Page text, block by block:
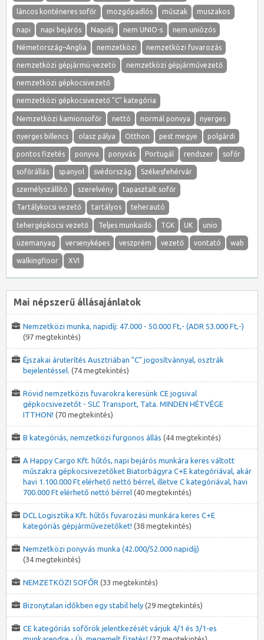
láncos konténeres sofőr mozgópadlós műszak muszakos
napi napi bejárós Napidíj nem UNIO-s nem uniózós
Németország–Anglia nemzetközi nemzetközi fuvarozás
nemzetközi gépjármü-vezetö nemzetközi gépjárművezető
nemzetközi gépkocsivezető
nemzetközi gépkocsivezető "C" kategória
Nemzetközi kamionsofőr nettó normál ponvya nyerges
nyerges billencs olasz pálya Otthon pest megye polgárdi
pontos fizetés ponyva ponyvás Portugál rendszer sofőr
sofőrállás spanyol svédország Székesfehérvár
személyszállító szerelvény tapasztalt sofőr
Tartálykocsi vezető tartályos teherautó
tehergépkocsi vezető Teljes munkaidő TGK UK unio
üzemanyag versenyképes veszprém vezető vontató wab
walkingfloor XVI
Mai népszerű állásajánlatok
Nemzetközi munka, napidíj: 47.000 - 50.000 Ft,- (ADR 53.000 Ft,-)
(97 megtekintés)
Éjszakai áruterítés Ausztriában "C" jogosítvánnyal, osztrák
bejelentéssel. (74 megtekintés)
Rövid nemzetközis fuvarokra keresünk CE jogsival
gépkocsivezetőt - SLC Transport, Tata. MINDEN HÉTVÉGE
ITTHON! (70 megtekintés)
B kategóriás, nemzetközi furgonos állás (44 megtekintés)
A Happy Cargo Kft. hűtős, napi bejárós munkára keres váltott
műszakra gépkocsivezetőket Biatorbágyra C+E kategóriával, akár
havi 1.100.000 Ft elérhető nettó bérrel, illetve C kategóriával, havi
700.000 Ft elérhető nettó bérrel (40 megtekintés)
DCL Logisztika Kft. hűtős fuvarozási munkára keres C+E
kategóriás gépjárművezetőket! (38 megtekintés)
Nemzetközi ponyvás munka (42.000/52.000 napidíj)
(34 megtekintés)
NEMZETKÖZI SOFŐR (33 megtekintés)
Bizonytalan időkben egy stabil hely (29 megtekintés)
CE kategóriás sofőrök jelentkezését várjuk 4/1 és 3/1-es